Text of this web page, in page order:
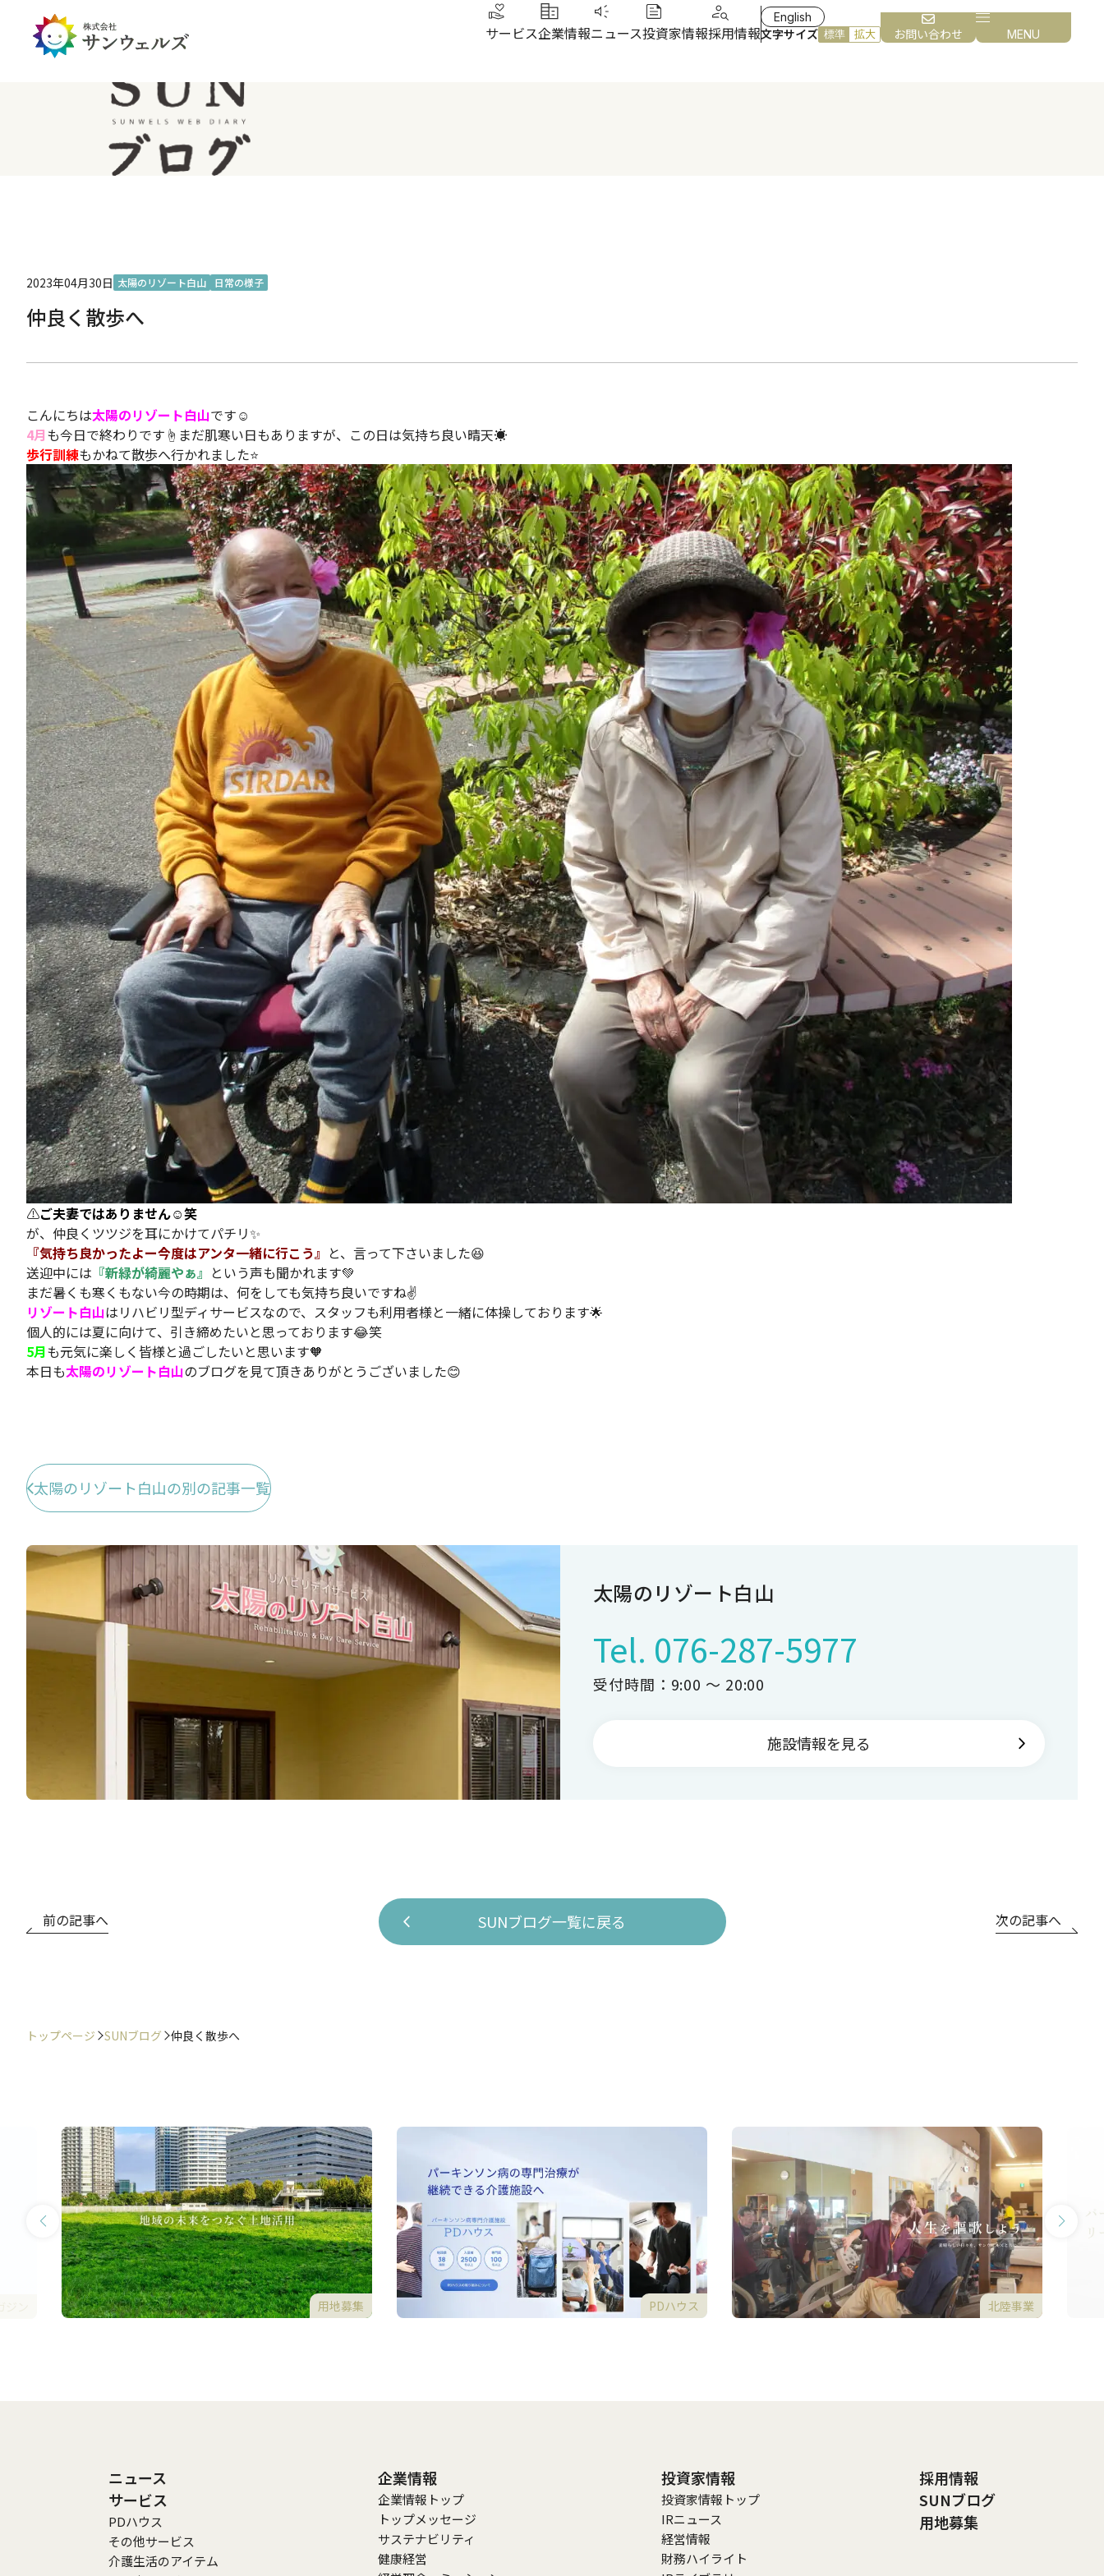
サービス
全国 PDハウス
北陸 介護生活のアイテム
企業情報
企業情報トップ
サステナビリティ
ニュース投資家情報
投資家情報トップ
経営情報
採用情報
English
文字サイズ 標準 拡大 お問い合わせ MENU
2023年04月30日 太陽のリゾート白山 日常の様子
仲良く散歩へ
こんにちは太陽のリゾート白山です️☺️
4月も今日で終わりです☝️まだ肌寒い日もありますが、この日は気持ち良い晴天☀️
歩行訓練もかねて散歩へ行かれました⭐️
⚠️ご夫妻ではありません☺️笑
が、仲良くツツジを耳にかけてパチリ✨
『気持ち良かったよー今度はアンタ一緒に行こう』 と、言って下さいました😆
送迎中には 『新緑が綺麗やぁ』 という声も聞かれます💚
まだ暑くも寒くもない今の時期は、何をしても気持ち良いですね✌️
リゾート白山はリハビリ型ディサービスなので、スタッフも利用者様と一緒に体操しております🌟
個人的には夏に向けて、引き締めたいと思っております😂笑
5月も元気に楽しく皆様と過ごしたいと思います🧡
本日も太陽のリゾート白山のブログを見て頂きありがとうございました😊
太陽のリゾート白山の別の記事一覧
太陽のリゾート白山
Tel. 076-287-5977
受付時間：9:00 ～ 20:00
施設情報を見る
前の記事へ SUNブログ一覧に戻る 次の記事へ
トップページ SUNブログ 仲良く散歩へ
用地募集 PDハウス 北陸事業
ニュース
サービス
PDハウス
その他サービス
介護生活のアイテム
企業情報
企業情報トップ
トップメッセージ
サステナビリティ
健康経営
投資家情報
投資家情報トップ
IRニュース
経営情報
財務ハイライト
採用情報
SUNブログ
用地募集